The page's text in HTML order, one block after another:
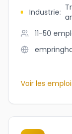
Industrie:
11-50
Voir les